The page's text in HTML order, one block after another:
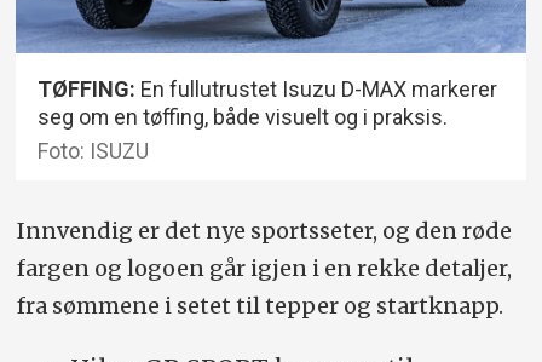
TØFFING: En fullutrustet Isuzu D-MAX markerer
seg om en tøffing, både visuelt og i praksis.
Foto: ISUZU
Innvendig er det nye sportsseter, og den røde
fargen og logoen går igjen i en rekke detaljer,
fra sømmene i setet til tepper og startknapp.